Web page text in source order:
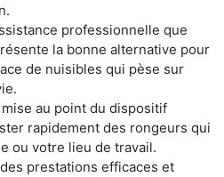
professionnelle que
la bonne alternative pour
de nuisibles qui pèse sur
au point du dispositif
rapidement des rongeurs qui
ou votre lieu de travail.
prestations efficaces et